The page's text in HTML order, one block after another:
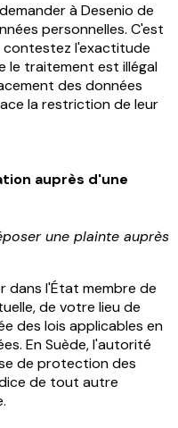
à Desenio de
personnelles. C'est
contestez l'exactitude
le traitement est illégal
des données
la restriction de leur
auprès d'une
une plainte auprès
dans l'État membre de
de votre lieu de
des lois applicables en
En Suède, l'autorité
de protection des
de tout autre